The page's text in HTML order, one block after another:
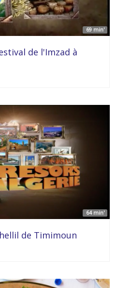
69 min'
de l'Imzad à
64 min'
de Timimoun